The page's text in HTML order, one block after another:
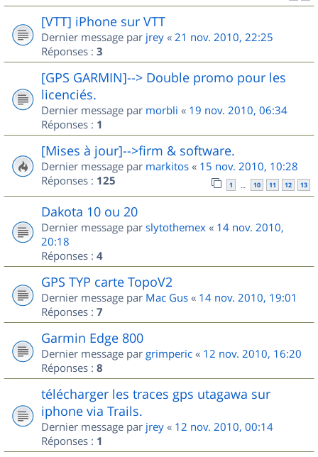
[VTT] iPhone sur VTT
Dernier message par jrey « 21 nov. 2010, 22:25
Réponses : 3
[GPS GARMIN]--> Double promo pour les
licenciés.
Dernier message par morbli « 19 nov. 2010, 06:34
Réponses : 1
[Mises à jour]-->firm & software.
Dernier message par markitos « 15 nov. 2010, 10:28
Réponses : 125 1 … 10 11 12 13
Dakota 10 ou 20
Dernier message par slytothemex « 14 nov. 2010,
20:18
Réponses : 4
GPS TYP carte TopoV2
Dernier message par Mac Gus « 14 nov. 2010, 19:01
Réponses : 7
Garmin Edge 800
Dernier message par grimperic « 12 nov. 2010, 16:20
Réponses : 8
télécharger les traces gps utagawa sur
iphone via Trails.
Dernier message par jrey « 12 nov. 2010, 00:14
Réponses : 1